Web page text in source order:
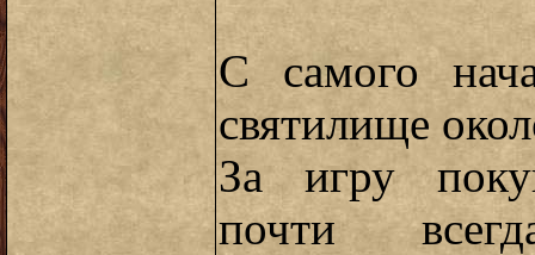
С самого
святилище
За игру
почти